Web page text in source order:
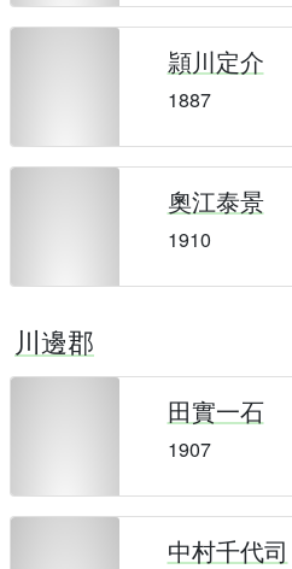
頴川定介
1887
奧江泰景
1910
川邊郡
田實一石
1907
中村千代司